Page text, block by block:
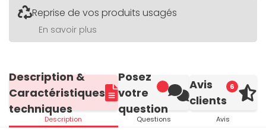
Reprise de vos produits usagés
En savoir plus
Description &
Caractéristiques
techniques
Description
Posez
votre
question
Questions
6
Avis
clients
Avis